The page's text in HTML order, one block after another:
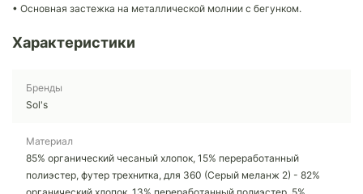
• Основная застежка на металлической молнии с бегунком.
Характеристики
Бренды
Sol's
Материал
85% органический чесаный хлопок, 15% переработанный
полиэстер, футер трехнитка, для 360 (Серый меланж 2) - 82%